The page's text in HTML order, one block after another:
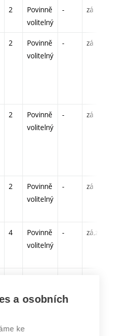
2
Povinně
volitelný
- zá
2
Povinně
volitelný
- zá
2
Povinně
volitelný
- zá
2
Povinně
volitelný
- zá
4
Povinně
volitelný
- zá,zk
a osobních
ke